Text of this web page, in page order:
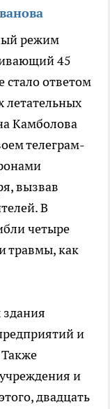
режим
45
стало ответом
летательных
Камболова
телеграм-
вызвав
В
четыре
травмы, как
и
и
двадцать